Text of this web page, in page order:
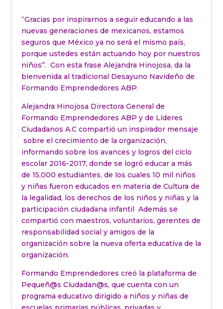
“Gracias por inspirarnos a seguir educando a las
nuevas generaciones de mexicanos, estamos
seguros que México ya no será el mismo país,
porque ustedes están actuando hoy por nuestros
niños”. Con esta frase Alejandra Hinojosa, da la
bienvenida al tradicional Desayuno Navideño de
Formando Emprendedores ABP.
Alejandra Hinojosa Directora General de
Formando Emprendedores ABP y de Líderes
Ciudadanos A.C compartió un inspirador mensaje
sobre el crecimiento de la organización,
informando sobre los avances y logros del ciclo
escolar 2016-2017, donde se logró educar a más
de 15,000 estudiantes, de los cuales 10 mil niños
y niñas fueron educados en materia de Cultura de
la legalidad, los derechos de los niños y niñas y la
participación ciudadana infantil Además se
compartió con maestros, voluntarios, gerentes de
responsabilidad social y amigos de la
organización sobre la nueva oferta educativa de la
organización.
Formando Emprendedores creó la plataforma de
Pequeñ@s Ciudadan@s, que cuenta con un
programa educativo dirigido a niños y niñas de